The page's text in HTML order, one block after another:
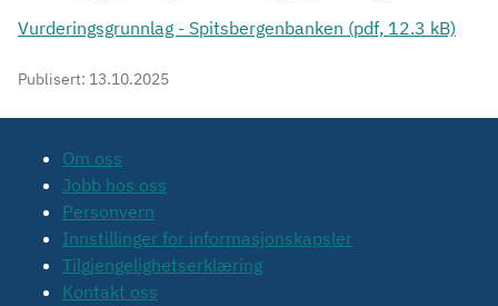
Vurderingsgrunnlag - Spitsbergenbanken (pdf, 12.3 kB)
Publisert: 13.10.2025
Om oss
Jobb hos oss
Personvern
Innstillinger for informasjonskapsler
Tilgjengelighetserklæring
Kontakt oss